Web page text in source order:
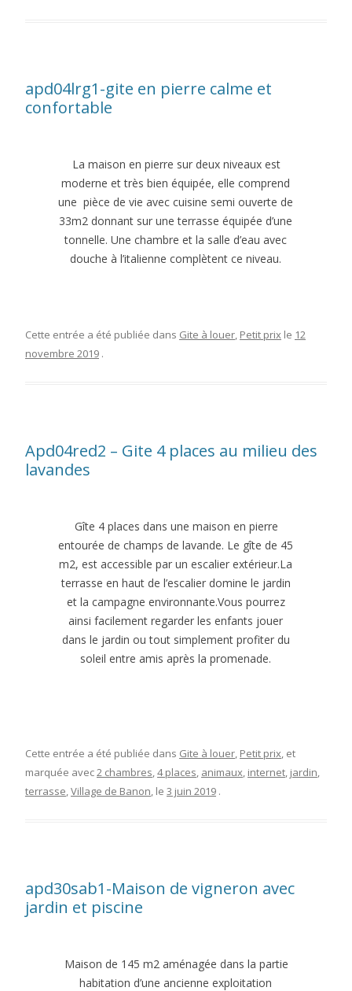
apd04lrg1-gite en pierre calme et
confortable
La maison en pierre sur deux niveaux est
moderne et très bien équipée, elle comprend
une pièce de vie avec cuisine semi ouverte de
33m2 donnant sur une terrasse équipée d’une
tonnelle. Une chambre et la salle d’eau avec
douche à l’italienne complètent ce niveau.
Cette entrée a été publiée dans Gite à louer, Petit prix le 12
novembre 2019 .
Apd04red2 – Gite 4 places au milieu des
lavandes
Gîte 4 places dans une maison en pierre
entourée de champs de lavande. Le gîte de 45
m2, est accessible par un escalier extérieur.La
terrasse en haut de l’escalier domine le jardin
et la campagne environnante.Vous pourrez
ainsi facilement regarder les enfants jouer
dans le jardin ou tout simplement profiter du
soleil entre amis après la promenade.
Cette entrée a été publiée dans Gite à louer, Petit prix, et
marquée avec2 chambres,4 places, animaux, internet, jardin,
terrasse,Village de Banon, le 3 juin 2019 .
apd30sab1-Maison de vigneron avec
jardin et piscine
Maison de 145 m2 aménagée dans la partie
habitation d’une ancienne exploitation